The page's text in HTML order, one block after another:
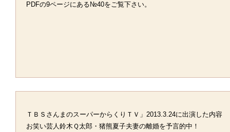
PDFの9ページにある№40をご覧下さい。
ＴＢＳさんまのスーパーからくりＴＶ」2013.3.24に出演した内容
お笑い芸人鈴木Ｑ太郎・猪熊夏子夫妻の離婚を予言的中！